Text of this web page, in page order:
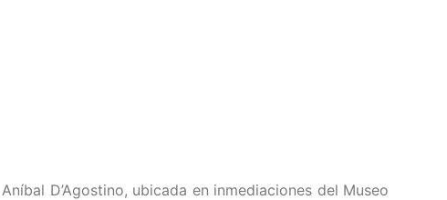
D’Agostino, ubicada en inmediaciones del Museo